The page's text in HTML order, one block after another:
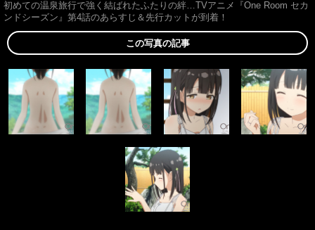
初めての温泉旅行で強く結ばれたふたりの絆…TVアニメ『One Room セカ
ンドシーズン』第4話のあらすじ＆先行カットが到着！
この写真の記事